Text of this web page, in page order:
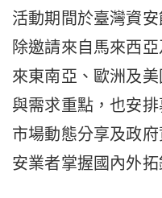
活動期間於臺灣資
除邀請來自馬來西
來東南亞、歐洲及
與需求重點，也安
市場動態分享及政
安業者掌握國內外拓